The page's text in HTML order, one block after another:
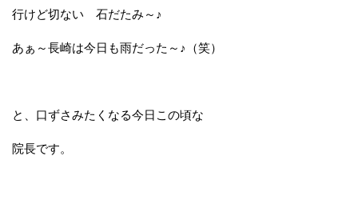
行けど切ない 石だたみ～♪
あぁ～長崎は今日も雨だった～♪（笑）
と、口ずさみたくなる今日この頃な
院長です。